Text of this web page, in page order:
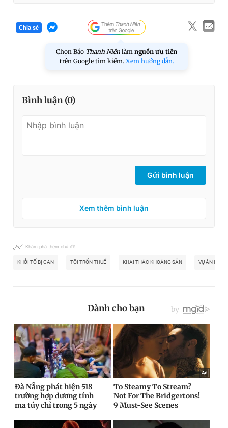
Chia sẻ
Chọn Báo Thanh Niên làm nguồn ưu tiên
trên Google tìm kiếm. Xem hướng dẫn.
Bình luận (0)
Gửi bình luận
Xem thêm bình luận
Khám phá thêm chủ đề
KHỞI TỐ BỊ CAN TỘI TRỐN THUẾ KHAI THÁC KHOÁNG SẢN VỤ ÁN HÌNH